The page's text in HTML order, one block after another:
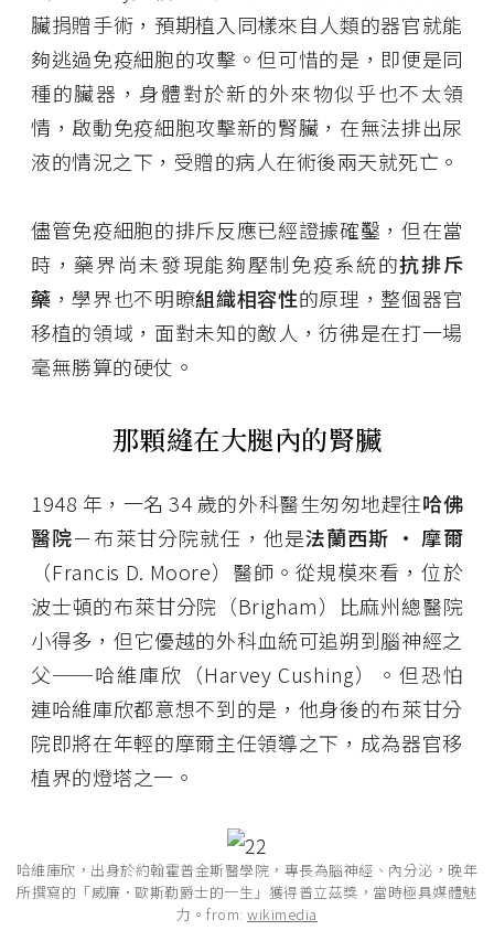
臟捐贈手術，預期植入同樣來自人類的器官就能
夠逃過免疫細胞的攻擊。但可惜的是，即便是同
種的臟器，身體對於新的外來物似乎也不太領
情，啟動免疫細胞攻擊新的腎臟，在無法排出尿
液的情況之下，受贈的病人在術後兩天就死亡。
儘管免疫細胞的排斥反應已經證據確鑿，但在當
時，藥界尚未發現能夠壓制免疫系統的抗排斥
藥 ，學界也不明瞭組織相容性的原理，整個器官
移植的領域，面對未知的敵人，彷彿是在打一場
毫無勝算的硬仗。
那顆縫在大腿內的腎臟
1948 年，一名 34 歲的外科醫生匆匆地趕往哈佛
醫院－布萊甘分院就任，他是法蘭西斯 · 摩爾
（Francis D. Moore）醫師。從規模來看，位於
波士頓的布萊甘分院（Brigham）比麻州總醫院
小得多，但它優越的外科血統可追朔到腦神經之
父──哈維庫欣（Harvey Cushing）。但恐怕
連哈維庫欣都意想不到的是，他身後的布萊甘分
院即將在年輕的摩爾主任領導之下，成為器官移
植界的燈塔之一。
哈維庫欣，出身於約翰霍普金斯醫學院，專長為腦神經、內分泌，晚年
所撰寫的「威廉·歐斯勒爵士的一生」獲得普立茲獎，當時極具媒體魅
力。from:wikimedia